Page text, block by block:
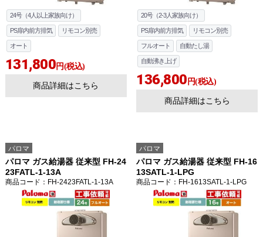
24号（4人以上家族向け）
PS扉内前方排気 リモコン別売
オート
131,800円(税込)
商品詳細はこちら
20号（2-3人家族向け）
PS扉内前方排気 リモコン別売
フルオート 自動たし湯
自動沸き上げ
136,800 円(税込)
商品詳細はこちら
パロマ
パロマ ガス給湯器 従来型 FH-24
23FATL-1-13A
商品コード ：FH-2423FATL-1-13A
パロマ
パロマ ガス給湯器 従来型 FH-16
13SATL-1-LPG
商品コード ：FH-1613SATL-1-LPG